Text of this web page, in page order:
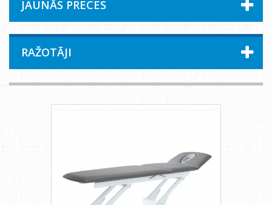
JAUNĀS PRECES
RAŽOTĀJI